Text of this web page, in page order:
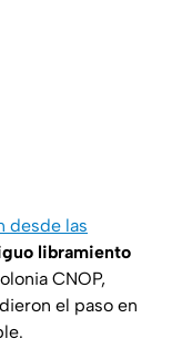
desde las
libramiento
CNOP,
el paso en